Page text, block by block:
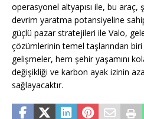
operasyonel altyapısı ile, bu araç,
devrim yaratma potansiyeline
güçlü pazar stratejileri ile Valo,
çözümlerinin temel taşlarından
gelişmeler, hem şehir yaşamını
değişikliği ve karbon ayak izinin
sağlayacaktır.